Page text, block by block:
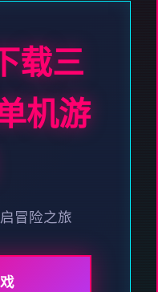
载三
机游
冒险之旅